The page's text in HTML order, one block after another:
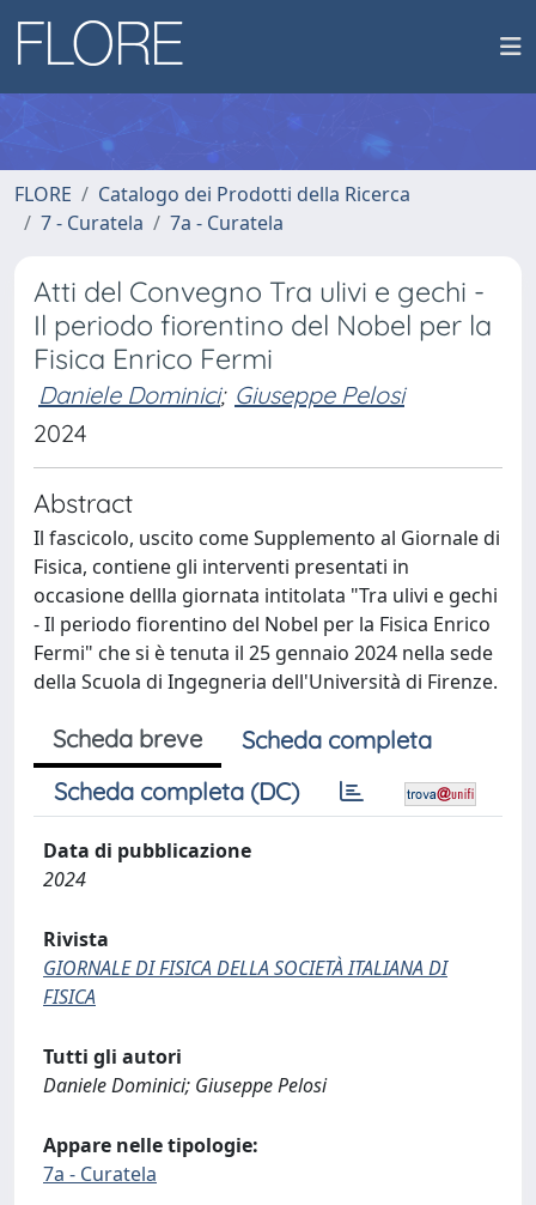
FLORE
Catalogo dei Prodotti della Ricerca
7 - Curatela
7a - Curatela
Atti del Convegno Tra ulivi e gechi -
Il periodo fiorentino del Nobel per la
Fisica Enrico Fermi
Daniele Dominici; Giuseppe Pelosi
2024
Abstract
Il fascicolo, uscito come Supplemento al Giornale di
Fisica, contiene gli interventi presentati in
occasione dellla giornata intitolata "Tra ulivi e gechi
- Il periodo fiorentino del Nobel per la Fisica Enrico
Fermi" che si è tenuta il 25 gennaio 2024 nella sede
della Scuola di Ingegneria dell'Università di Firenze.
Scheda breve
Scheda completa
Scheda completa (DC)
Data di pubblicazione
2024
Rivista
GIORNALE DI FISICA DELLA SOCIETÀ ITALIANA DI
FISICA
Tutti gli autori
Daniele Dominici; Giuseppe Pelosi
Appare nelle tipologie:
7a - Curatela